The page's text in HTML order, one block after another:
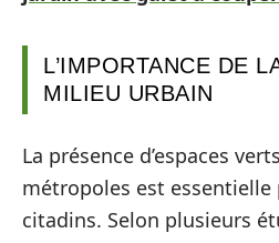
L’IMPORTANCE DE
MILIEU URBAIN
La présence d’espaces
métropoles est
citadins. Selon plusieurs